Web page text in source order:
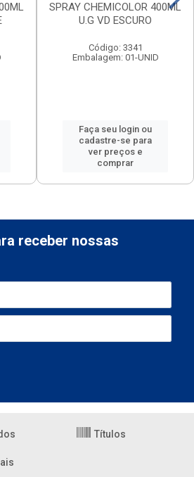
SPRAY CHEMICOLOR 400ML
U.G VD ESCURO
Código: 3341
Embalagem: 01-UNID
Faça seu login ou
cadastre-se para
ver preços e
comprar
receber nossas
Títulos